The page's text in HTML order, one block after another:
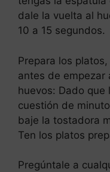
dale la vuelta al
10 a 15 segundos.
Prepara los
antes de empezar
huevos: Dado que
cuestión de
baje la tostadora
Ten los platos
Pregúntale a